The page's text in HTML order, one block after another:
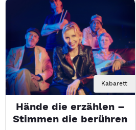
Kabarett
Hände die erzählen –
Stimmen die berühren